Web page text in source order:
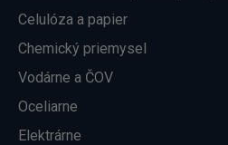
Celulóza a papier
Chemický priemysel
Vodárne a ČOV
Oceliarne
Elektrárne